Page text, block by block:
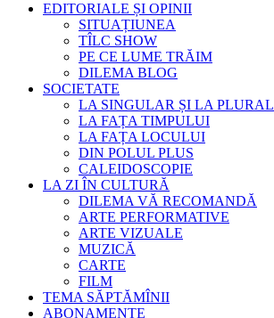
EDITORIALE ȘI OPINII
SITUAȚIUNEA
TÎLC SHOW
PE CE LUME TRĂIM
DILEMA BLOG
SOCIETATE
LA SINGULAR ȘI LA PLURAL
LA FAȚA TIMPULUI
LA FAȚA LOCULUI
DIN POLUL PLUS
CALEIDOSCOPIE
LA ZI ÎN CULTURĂ
DILEMA VĂ RECOMANDĂ
ARTE PERFORMATIVE
ARTE VIZUALE
MUZICĂ
CARTE
FILM
TEMA SĂPTĂMÎNII
ABONAMENTE